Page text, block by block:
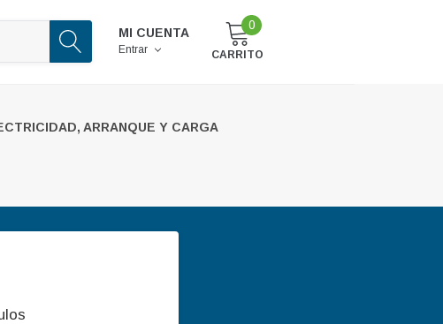
MI CUENTA
Entrar
0
CARRITO
ARRANQUE Y CARGA